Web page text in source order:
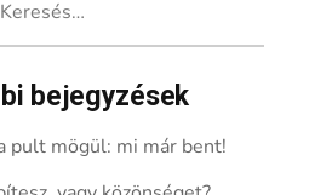
bejegyzések
pult mögül: mi már bent!